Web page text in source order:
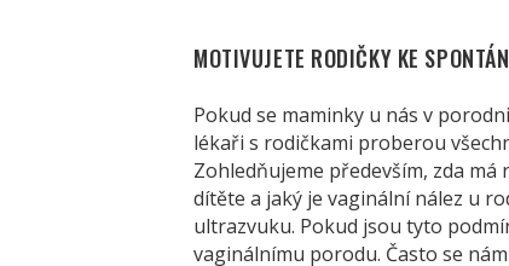
MOTIVUJETE RODIČKY KE
Pokud se maminky u nás v
lékaři s rodičkami proberou
Zohledňujeme především, zda
dítěte a jaký je vaginální nález u
ultrazvuku. Pokud jsou tyto
vaginálnímu porodu. Často se